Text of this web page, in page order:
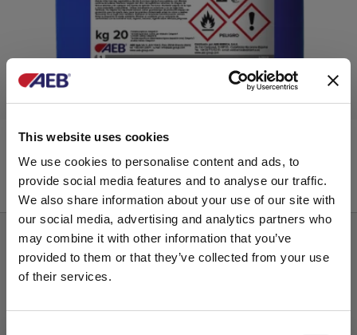
This website uses cookies
We use cookies to personalise content and ads, to
provide social media features and to analyse our traffic.
We also share information about your use of our site with
our social media, advertising and analytics partners who
may combine it with other information that you’ve
provided to them or that they’ve collected from your use
of their services.
Desinfectantes a base de peroxidos
PERACID Forte